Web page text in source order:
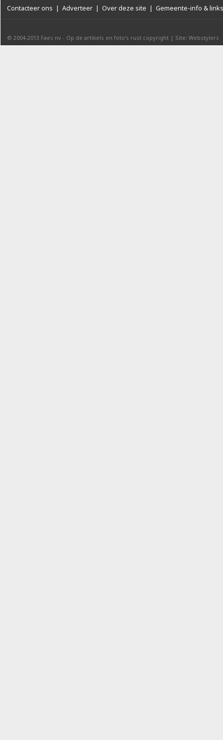
Contacteer ons | Adverteer | Over deze site | Gemeente-info & links
© 2004-2013 Faes nv - Op de artikels en foto’s rust copyright | Site: Webstylers